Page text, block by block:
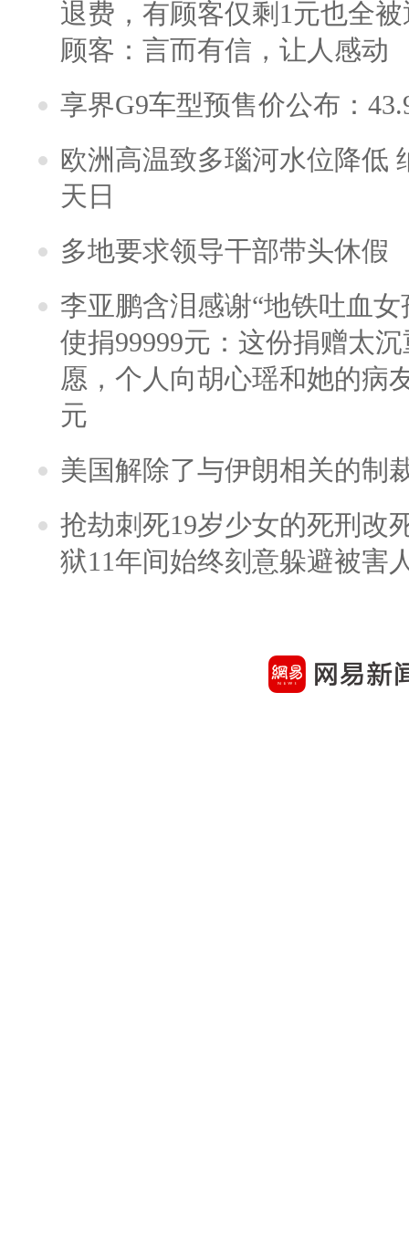
退费，有顾客仅剩1元也全
顾客：言而有信，让人感动
享界G9车型预售价公布：
欧洲高温致多瑙河水位降低
天日
多地要求领导干部带头休假
李亚鹏含泪感谢“地铁吐血
使捐99999元：这份捐赠太
愿，个人向胡心瑶和她的病
元
美国解除了与伊朗相关的制
抢劫刺死19岁少女的死刑改
狱11年间始终刻意躲避被害